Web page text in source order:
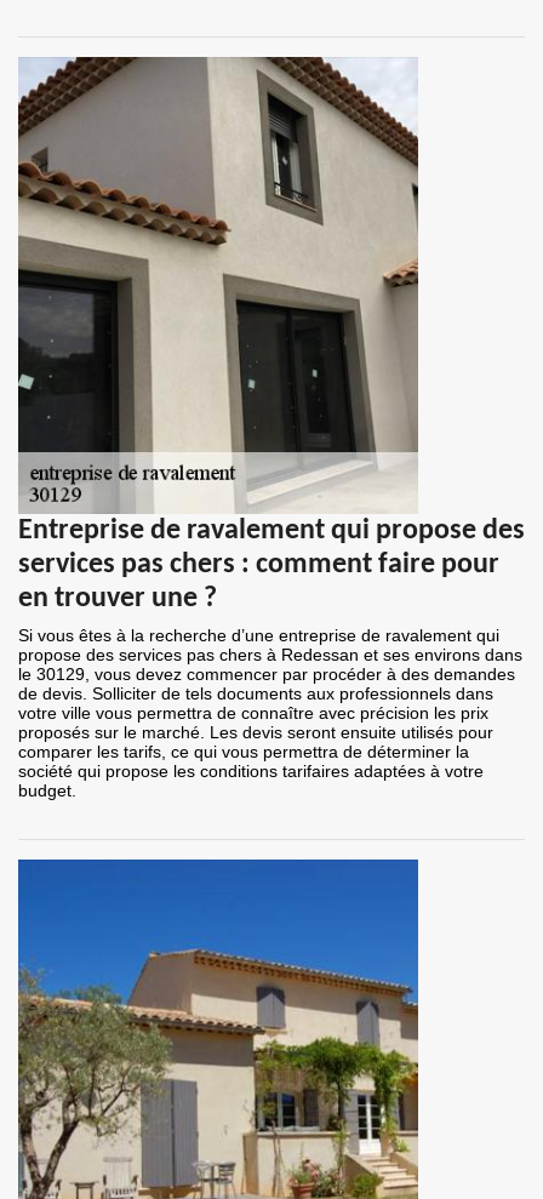
Entreprise de ravalement qui propose des
services pas chers : comment faire pour
en trouver une ?
Si vous êtes à la recherche d’une entreprise de ravalement qui
propose des services pas chers à Redessan et ses environs dans
le 30129, vous devez commencer par procéder à des demandes
de devis. Solliciter de tels documents aux professionnels dans
votre ville vous permettra de connaître avec précision les prix
proposés sur le marché. Les devis seront ensuite utilisés pour
comparer les tarifs, ce qui vous permettra de déterminer la
société qui propose les conditions tarifaires adaptées à votre
budget.